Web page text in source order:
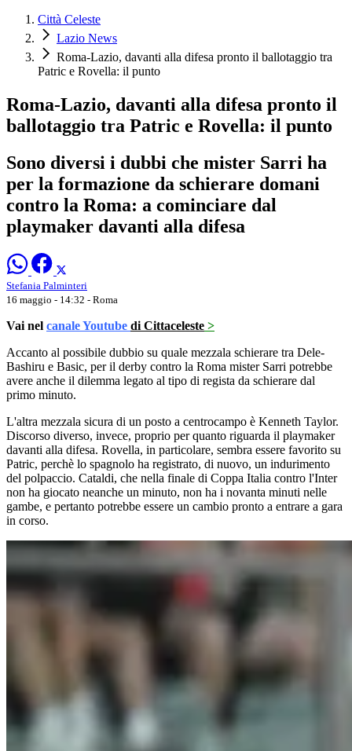
Città Celeste
Lazio News
Roma-Lazio, davanti alla difesa pronto il ballotaggio tra
Patric e Rovella: il punto
Roma-Lazio, davanti alla difesa pronto il
ballotaggio tra Patric e Rovella: il punto
Sono diversi i dubbi che mister Sarri ha
per la formazione da schierare domani
contro la Roma: a cominciare dal
playmaker davanti alla difesa
Stefania Palminteri
16 maggio - 14:32 - Roma
Vai nel canale Youtube di Cittaceleste >
Accanto al possibile dubbio su quale mezzala schierare tra Dele-
Bashiru e Basic, per il derby contro la Roma mister Sarri potrebbe
avere anche il dilemma legato al tipo di regista da schierare dal
primo minuto.
L'altra mezzala sicura di un posto a centrocampo è Kenneth Taylor.
Discorso diverso, invece, proprio per quanto riguarda il playmaker
davanti alla difesa. Rovella, in particolare, sembra essere favorito su
Patric, perchè lo spagnolo ha registrato, di nuovo, un indurimento
del polpaccio. Cataldi, che nella finale di Coppa Italia contro l'Inter
non ha giocato neanche un minuto, non ha i novanta minuti nelle
gambe, e pertanto potrebbe essere un cambio pronto a entrare a gara
in corso.